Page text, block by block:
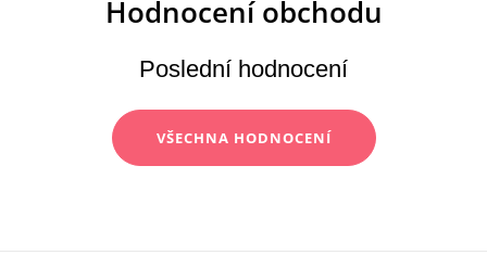
Poslední hodnocení
VŠECHNA HODNOCENÍ